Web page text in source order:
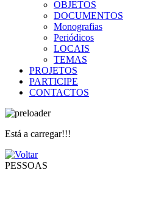
OBJETOS
DOCUMENTOS
Monografias
Periódicos
LOCAIS
TEMAS
PROJETOS
PARTICIPE
CONTACTOS
Está a carregar!!!
PESSOAS